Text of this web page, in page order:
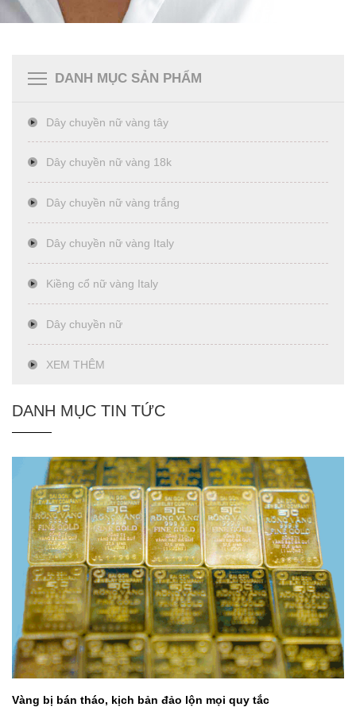
DANH MỤC SẢN PHẨM
Dây chuyền nữ vàng tây
Dây chuyền nữ vàng 18k
Dây chuyền nữ vàng trắng
Dây chuyền nữ vàng Italy
Kiềng cổ nữ vàng Italy
Dây chuyền nữ
XEM THÊM
DANH MỤC TIN TỨC
Vàng bị bán tháo, kịch bản đảo lộn mọi quy tắc